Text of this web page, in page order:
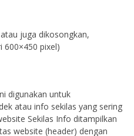
juga dikosongkan,
600×450 pixel)
digunakan untuk
atau info sekilas yang sering
Sekilas Info ditampilkan
website (header) dengan